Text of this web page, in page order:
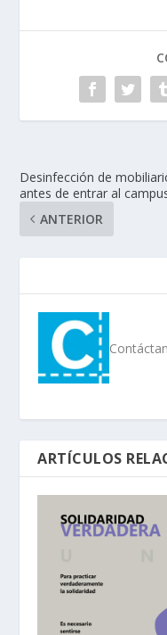
Desinfección de
antes de entrar al
ANTERIOR
ARTÍCULOS